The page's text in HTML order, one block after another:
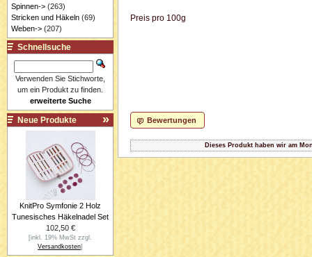
Preis pro 100g
Bewertungen
Dieses Produkt haben wir am
Spinnen->(263)
Stricken und Häkeln(69)
Weben->(207)
Schnellsuche
Verwenden Sie Stichworte,
um ein Produkt zu finden.
erweiterte Suche
Neue Produkte
KnitPro Symfonie 2 Holz
Tunesisches Häkelnadel Set
102,50 €
[inkl. 19% MwSt zzgl.
Versandkosten]